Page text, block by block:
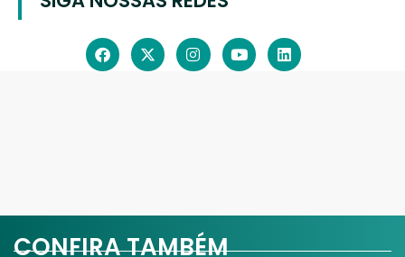
CONFIRA TAMBÉM